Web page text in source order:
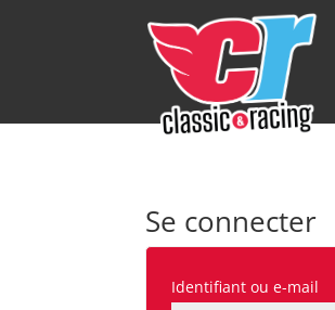
Se connecter
Identifiant ou e-mail